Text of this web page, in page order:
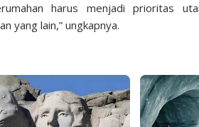
harus menjadi prioritas
yang lain,” ungkapnya.